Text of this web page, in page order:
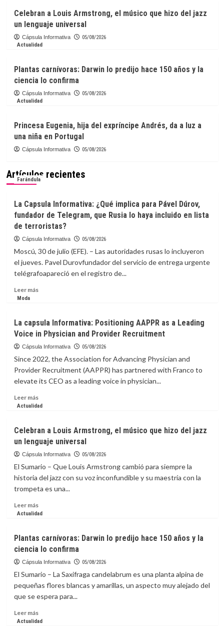
Celebran a Louis Armstrong, el músico que hizo del jazz
un lenguaje universal
Cápsula Informativa
05/08/2026
Actualidad
Plantas carnívoras: Darwin lo predijo hace 150 años y la
ciencia lo confirma
Cápsula Informativa
05/08/2026
Actualidad
Princesa Eugenia, hija del expríncipe Andrés, da a luz a
una niña en Portugal
Cápsula Informativa 05/08/2026
Artículos recientes
Farándula
La Capsula Informativa: ¿Qué implica para Pável Dúrov,
fundador de Telegram, que Rusia lo haya incluido en lista
de terroristas?
Cápsula Informativa 05/08/2026
Moscú, 30 de julio (EFE). – Las autoridades rusas lo incluyeron
el jueves. Pavel Durovfundador del servicio de entrega urgente
telégrafoapareció en el registro de...
Leer másLeer
Capsula
Informativa:
¿Qué
implica
para
Pável
Dúrov,
de
Rusia
lo
en
lista
de
Moda
La capsula Informativa: Positioning AAPPR as a Leading
Voice in Physician and Provider Recruitment
Cápsula Informativa 05/08/2026
Since 2022, the Association for Advancing Physician and
Provider Recruitment (AAPPR) has partnered with Franco to
elevate its CEO as a leading voice in physician...
Leer másLeer
más
capsula
Informativa:
Positioning
AAPPR
a
Leading
in
Provider
Recruitment
Actualidad
Celebran a Louis Armstrong, el músico que hizo del jazz
un lenguaje universal
Cápsula Informativa 05/08/2026
El Sumario – Que Louis Armstrong cambió para siempre la
historia del jazz con su voz inconfundible y su maestría con la
trompeta es una...
Leer másLeer
más
a
Louis
Armstrong,
el
que
hizo
jazz
Actualidad
Plantas carnívoras: Darwin lo predijo hace 150 años y la
ciencia lo confirma
Cápsula Informativa 05/08/2026
El Sumario – La Saxifraga candelabrum es una planta alpina de
pequeñas flores blancas y amarillas, un aspecto muy alejado del
que se espera para...
Leer másLeer
más
Actualidad